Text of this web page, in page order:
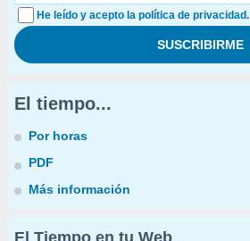
He leído y acepto la política de privacidad.
El tiempo...
Por horas
PDF
Más información
El Tiempo en tu Web